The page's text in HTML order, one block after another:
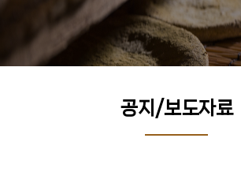
공지/보도자료